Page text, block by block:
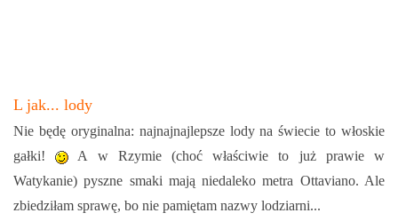
L jak... lody
Nie będę oryginalna: najnajnajlepsze lody na świecie to włoskie
gałki!
A w Rzymie (choć właściwie to już prawie w
Watykanie) pyszne smaki mają niedaleko metra Ottaviano. Ale
zbiedziłam sprawę, bo nie pamiętam nazwy lodziarni...